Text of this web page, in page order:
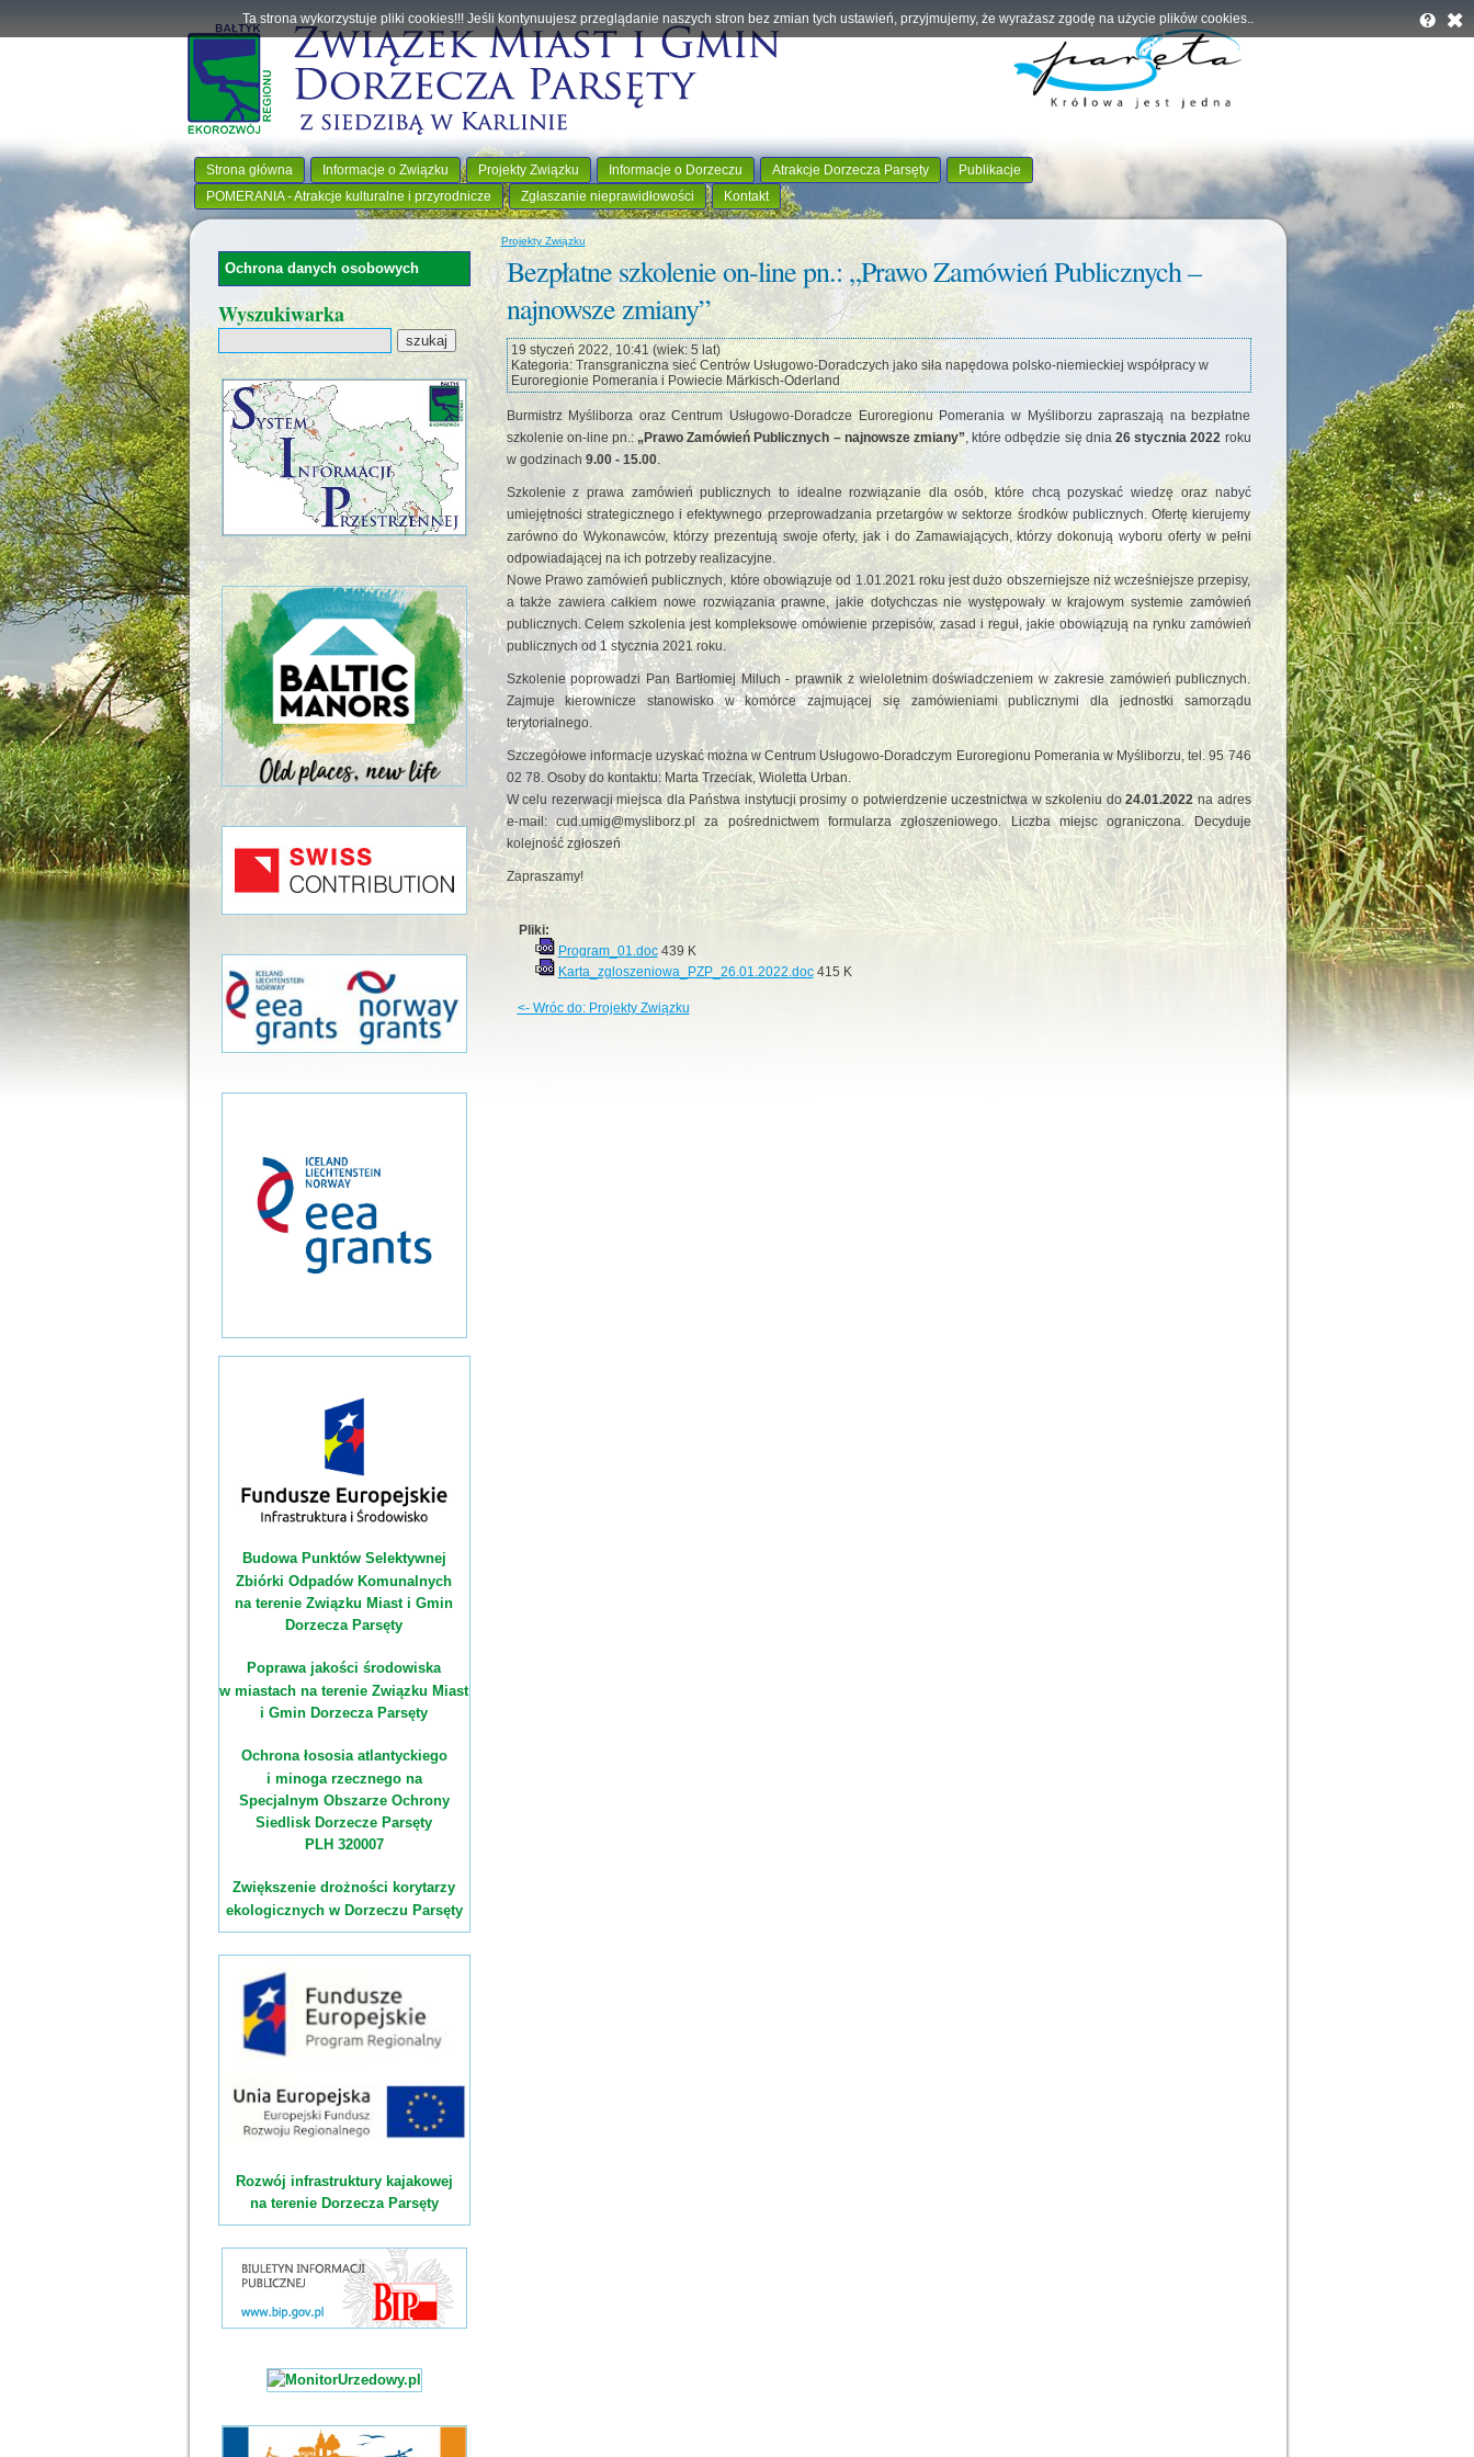
Strona główna Informacje o Związku Projekty Związku Informacje o Dorzeczu Atrakcje Dorzecza Parsęty
Publikacje
POMERANIA - Atrakcje kulturalne i przyrodnicze
Zgłaszanie nieprawidłowości Kontakt
Projekty Związku
Bezpłatne szkolenie on-line pn.: „Prawo Zamówień Publicznych –
najnowsze zmiany”
19 styczeń 2022, 10:41 (wiek: 5 lat)
Kategoria: Transgraniczna sieć Centrów Usługowo-Doradczych jako siła napędowa polsko-niemieckiej współpracy w
Euroregionie Pomerania i Powiecie Märkisch-Oderland
Burmistrz Myśliborza oraz Centrum Usługowo-Doradcze Euroregionu Pomerania w Myśliborzu zapraszają na bezpłatne
szkolenie on-line pn.:„Prawo Zamówień Publicznych – najnowsze zmiany”, które odbędzie się dnia26 stycznia 2022 roku
w godzinach 9.00 - 15.00.
Szkolenie z prawa zamówień publicznych to idealne rozwiązanie dla osób, które chcą pozyskać wiedzę oraz nabyć
umiejętności strategicznego i efektywnego przeprowadzania przetargów w sektorze środków publicznych. Ofertę kierujemy
zarówno do Wykonawców, którzy prezentują swoje oferty, jak i do Zamawiających, którzy dokonują wyboru oferty w pełni
odpowiadającej na ich potrzeby realizacyjne.
Nowe Prawo zamówień publicznych, które obowiązuje od 1.01.2021 roku jest dużo obszerniejsze niż wcześniejsze przepisy,
a także zawiera całkiem nowe rozwiązania prawne, jakie dotychczas nie występowały w krajowym systemie zamówień
publicznych. Celem szkolenia jest kompleksowe omówienie przepisów, zasad i reguł, jakie obowiązują na rynku zamówień
publicznych od 1 stycznia 2021 roku.
Szkolenie poprowadzi Pan Bartłomiej Miluch - prawnik z wieloletnim doświadczeniem w zakresie zamówień publicznych.
Zajmuje kierownicze stanowisko w komórce zajmującej się zamówieniami publicznymi dla jednostki samorządu
terytorialnego.
Szczegółowe informacje uzyskać można w Centrum Usługowo-Doradczym Euroregionu Pomerania w Myśliborzu, tel. 95 746
02 78. Osoby do kontaktu: Marta Trzeciak, Wioletta Urban.
W celu rezerwacji miejsca dla Państwa instytucji prosimy o potwierdzenie uczestnictwa w szkoleniu do24.01.2022na adres
e-mail: cud.umig@mysliborz.pl za pośrednictwem formularza zgłoszeniowego. Liczba miejsc ograniczona. Decyduje
kolejność zgłoszeń
Zapraszamy!
Pliki:
Program_01.doc 439 K
Karta_zgloszeniowa_PZP_26.01.2022.doc 415 K
<- Wróc do: Projekty Związku
Ochrona danych osobowych
Wyszukiwarka
Budowa Punktów Selektywnej
Zbiórki Odpadów Komunalnych
na terenie Związku Miast i Gmin
Dorzecza Parsęty
Poprawa jakości środowiska
w miastach na terenie Związku Miast
i Gmin Dorzecza Parsęty
Ochrona łososia atlantyckiego
i minoga rzecznego na
Specjalnym Obszarze Ochrony
Siedlisk Dorzecze Parsęty
PLH 320007
Zwiększenie drożności korytarzy
ekologicznych w Dorzeczu Parsęty
Rozwój infrastruktury kajakowej
na terenie Dorzecza Parsęty
Ta strona wykorzystuje pliki cookies!!! Jeśli kontynuujesz przeglądanie naszych stron bez zmian tych ustawień, przyjmujemy, że wyrażasz zgodę na użycie plików cookies..